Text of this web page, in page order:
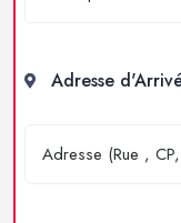
Adresse